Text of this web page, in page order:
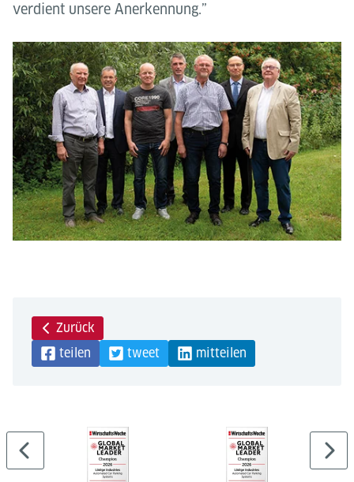
verdient unsere Anerkennung.”
Zurück
teilen
tweet mitteilen